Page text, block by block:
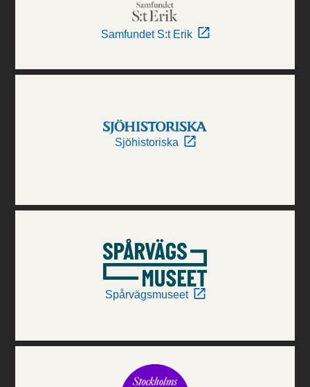
Samfundet S:t Erik
Sjöhistoriska
Spårvägsmuseet